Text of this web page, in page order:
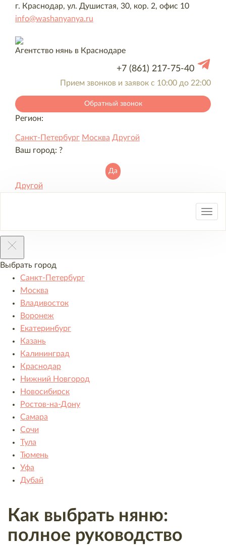
г. Краснодар, ул. Душистая, 30, кор. 2, офис 10
info@washanyanya.ru
Агентство нянь в Краснодаре
+7 (861) 217-75-40
Прием звонков и заявок с 10:00 до 22:00
Обратный звонок
Регион:
Санкт-Петербург Москва Другой
Ваш город: ?
Да
Другой
Выбрать город
Санкт-Петербург
Москва
Владивосток
Воронеж
Екатеринбург
Казань
Калининград
Краснодар
Нижний Новгород
Новосибирск
Ростов-на-Дону
Самара
Сочи
Тула
Тюмень
Уфа
Дубай
Как выбрать няню:
полное руководство